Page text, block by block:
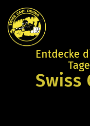
Entdecke
Swiss